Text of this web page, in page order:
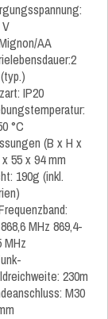
AA
IP20
°C
(B x H x
55 x 94 mm
190g (inkl.
MHz 869,4-
MHz
230m
M30